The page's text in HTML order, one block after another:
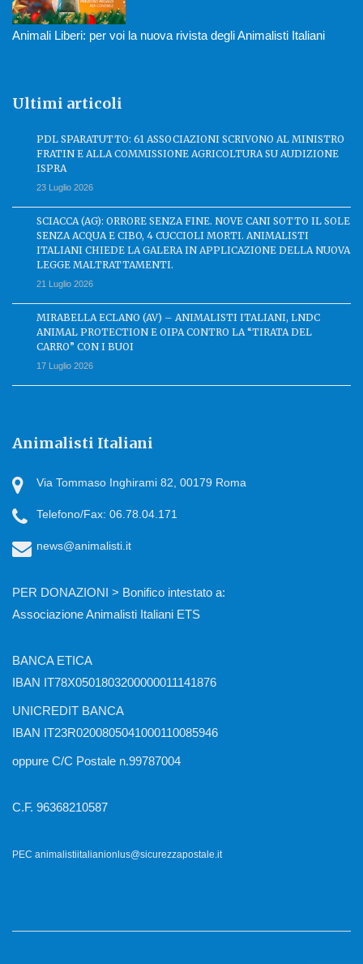
Animali Liberi: per voi la nuova rivista degli Animalisti Italiani
Ultimi articoli
PDL SPARATUTTO: 61 ASSOCIAZIONI SCRIVONO AL MINISTRO
FRATIN E ALLA COMMISSIONE AGRICOLTURA SU AUDIZIONE
ISPRA
23 Luglio 2026
SCIACCA (AG): ORRORE SENZA FINE. NOVE CANI SOTTO IL SOLE
SENZA ACQUA E CIBO, 4 CUCCIOLI MORTI. ANIMALISTI
ITALIANI CHIEDE LA GALERA IN APPLICAZIONE DELLA NUOVA
LEGGE MALTRATTAMENTI.
21 Luglio 2026
MIRABELLA ECLANO (AV) – ANIMALISTI ITALIANI, LNDC
ANIMAL PROTECTION E OIPA CONTRO LA “TIRATA DEL
CARRO” CON I BUOI
17 Luglio 2026
Animalisti Italiani
Via Tommaso Inghirami 82, 00179 Roma
Telefono/Fax: 06.78.04.171
news@animalisti.it
PER DONAZIONI > Bonifico intestato a:
Associazione Animalisti Italiani ETS
BANCA ETICA
IBAN IT78X0501803200000011141876
UNICREDIT BANCA
IBAN IT23R0200805041000110085946
oppure C/C Postale n.99787004
C.F. 96368210587
PEC animalistiitalianionlus@sicurezzapostale.it